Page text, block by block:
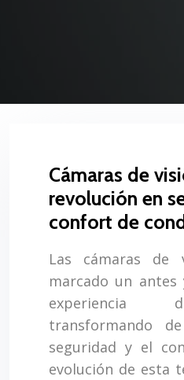
Cámaras de
revolución en
confort de
Las cámaras de
marcado un
experiencia
transformando
seguridad y el
evolución de esta